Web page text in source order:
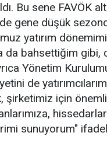
Bu sene FAVÖK
gene düşük
yatırım
da bahsettiğim gibi,
Yönetim
de
şirketimiz için
sunuyorum"